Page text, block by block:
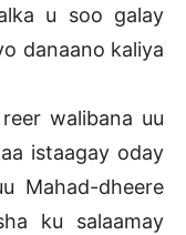
u soo galay
danaano kaliya
walibana uu
istaagay oday
Mahad-dheere
ku salaamay